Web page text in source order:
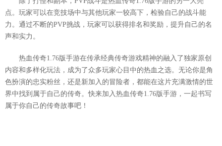
点。玩家可以在竞技场中与其他玩家一较高下，检验自己的战斗能
力。通过不断的PVP挑战，玩家可以获得排名和奖励，提升自己的名
声和实力。
热血传奇1.76版手游在传承经典传奇游戏精神的融入了独家原创
内容和多样化玩法，成为了众多玩家心目中的热血之选。无论你是角
色扮演的忠实粉丝，还是新加入的冒险者，都能在这片充满激情的世
界中找到属于自己的传奇。快来加入热血传奇1.76版手游，一起书写
属于你自己的传奇故事吧！